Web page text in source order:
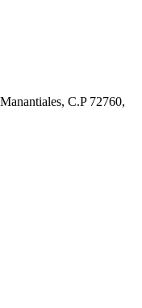
C.P 72760,